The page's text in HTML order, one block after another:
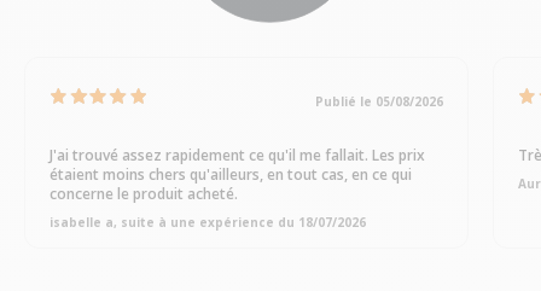
Publié le 05/08/2026
J'ai trouvé assez rapidement ce qu'il me fallait. Les prix
étaient moins chers qu'ailleurs, en tout cas, en ce qui
concerne le produit acheté.
isabelle a, suite à une expérience du 18/07/2026